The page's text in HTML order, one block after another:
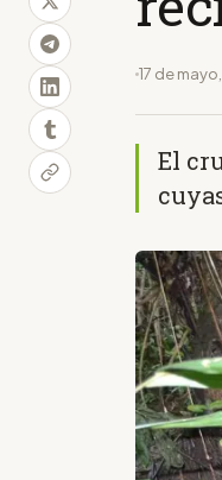
17 de
El